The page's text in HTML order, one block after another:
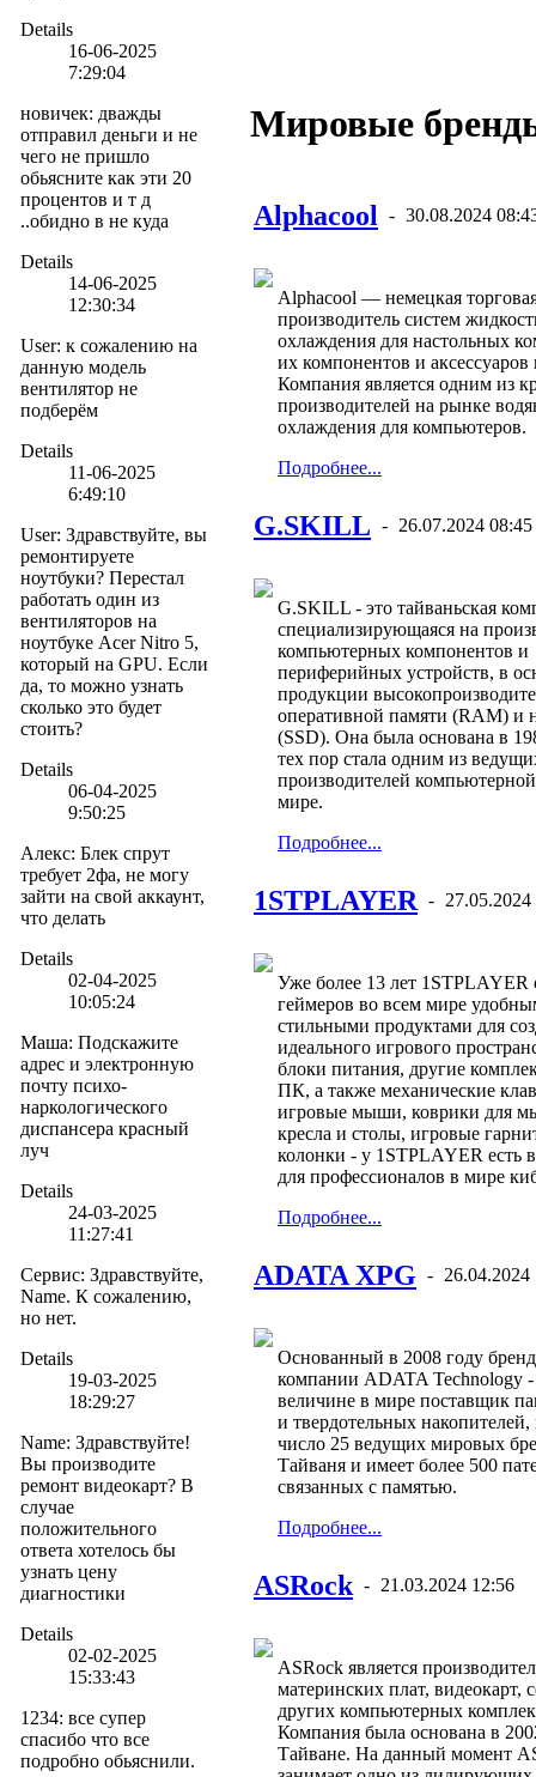
Details
16-06-2025
7:29:04
новичек: дважды
отправил деньги и не
чего не пришло
обьясните как эти 20
процентов и т д
..обидно в не куда
Details
14-06-2025
12:30:34
User: к сожалению на
данную модель
вентилятор не
подберём
Details
11-06-2025
6:49:10
User: Здравствуйте, вы
ремонтируете
ноутбуки? Перестал
работать один из
вентиляторов на
ноутбуке Acer Nitro 5,
который на GPU. Если
да, то можно узнать
сколько это будет
стоить?
Details
06-04-2025
9:50:25
Алекс: Блек спрут
требует 2фа, не могу
зайти на свой аккаунт,
что делать
Details
02-04-2025
10:05:24
Маша: Подскажите
адрес и электронную
почту психо-
наркологического
диспансера красный
луч
Details
24-03-2025
11:27:41
Сервис: Здравствуйте,
Name. К сожалению,
но нет.
Details
19-03-2025
18:29:27
Name: Здравствуйте!
Вы производите
ремонт видеокарт? В
случае
положительного
ответа хотелось бы
узнать цену
диагностики
Details
02-02-2025
15:33:43
1234: все супер
спасибо что все
подробно обьяснили.
Мировые
Alphacool - 30.08.2024
Alphacool — немецкая
производитель систем
охлаждения для настольных
их компонентов и
Компания является одним из
производителей на рынке
охлаждения для компьютеров.
Подробнее...
G.SKILL - 26.07.2024 08:45
G.SKILL - это тайваньская
специализирующаяся на
компьютерных компонентов и
периферийных устройств, в
продукции
оперативной памяти (RAM) и
(SSD). Она была основана в
тех пор стала одним из
производителей
мире.
Подробнее...
1STPLAYER - 27.05.2024
Уже более 13 лет 1STPLAYER
геймеров во всем мире
стильными продуктами для
идеального игрового
блоки питания, другие
ПК, а также механические
игровые мыши, коврики для
кресла и столы, игровые
колонки - у 1STPLAYER есть
для профессионалов в мире
Подробнее...
ADATA XPG - 26.04.2024
Основанный в 2008 году
компании ADATA Technology
величине в мире поставщик
и твердотельных накопителей,
число 25 ведущих мировых
Тайваня и имеет более 500
связанных с памятью.
Подробнее...
ASRock - 21.03.2024 12:56
ASRock является
материнских плат, видеокарт,
других компьютерных
Компания была основана в
Тайване. На данный момент